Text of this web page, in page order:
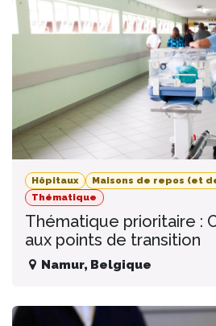
Hôpitaux
Maisons de repos (et
Thématique
Thématique prioritaire :
aux points de transition
Namur, Belgique